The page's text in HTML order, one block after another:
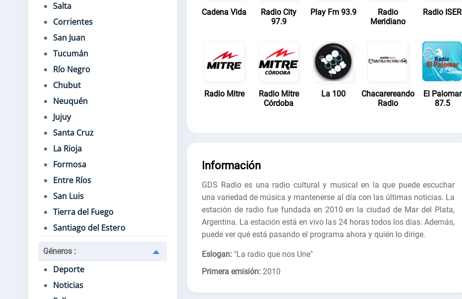
Salta
Corrientes
San Juan
Tucumán
Río Negro
Chubut
Neuquén
Jujuy
Santa Cruz
La Rioja
Formosa
Entre Ríos
San Luis
Tierra del Fuego
Santiago del Estero
Géneros :
Deporte
Noticias
Cadena Vida
Radio City
97.9
Play Fm 93.9
Radio
Meridiano
Radio ISER
Radio Mitre
Radio Mitre
Córdoba
La 100
Chacarereando
Radio
El Palomar
87.5
Información
GDS Radio es una radio cultural y musical en la que puede escuchar
una variedad de música y mantenerse al día con las últimas noticias. La
estación de radio fue fundada en 2010 en la ciudad de Mar del Plata,
Argentina. La estación está en vivo las 24 horas todos los días. Además,
puede ver qué está pasando el programa ahora y quién lo dirige.
Eslogan: "La radio que nos Une"
Primera emisión: 2010